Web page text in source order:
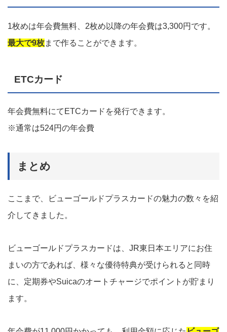
1枚めは年会費無料、2枚め以降の年会費は3,300円です。
最大で9枚まで作ることができます。
ETCカード
年会費無料にてETCカードを発行できます。
※通常は524円の年会費
まとめ
ここまで、ビューゴールドプラスカードの魅力の数々を紹
介してきました。
ビューゴールドプラスカードは、JR東日本エリアにお住
まいの方であれば、様々な優待特典が受けられると同時
に、定期券やSuicaのオートチャージでポイントが貯まり
ます。